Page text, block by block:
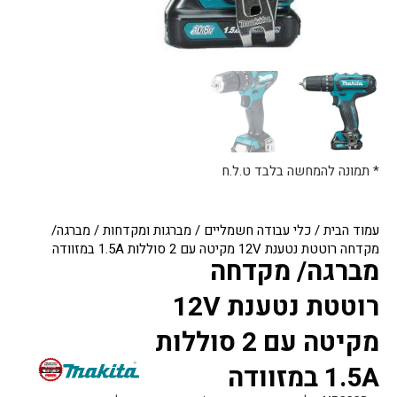
עמוד הבית/כלי עבודה חשמליים /מברגות ומקדחות/ מברגה/
מקדחה רוטטת נטענת 12V מקיטה עם 2 סוללות 1.5A במזוודה
מברגה/ מקדחה
רוטטת נטענת 12V
מקיטה עם 2 סוללות
1.5A במזוודה
* תמונה להמחשה בלבד ט.ל.ח